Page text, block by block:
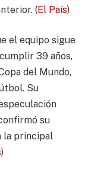
(El País)
el equipo sigue
39 años,
del Mundo,
Su
su
la principal
)